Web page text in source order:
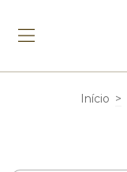
Início >